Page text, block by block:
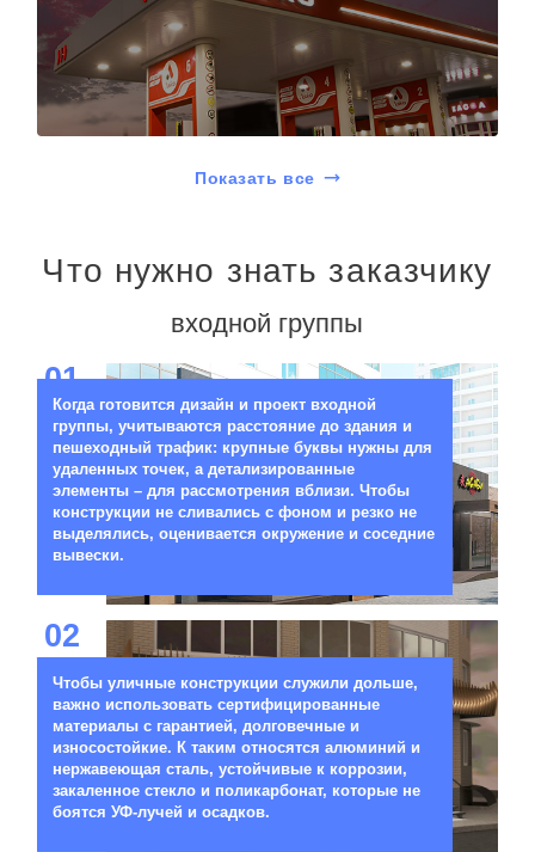
Показать все
Что нужно знать заказчику
входной группы
01
Когда готовится дизайн и проект входной
группы, учитываются расстояние до здания и
пешеходный трафик: крупные буквы нужны для
удаленных точек, а детализированные
элементы – для рассмотрения вблизи. Чтобы
конструкции не сливались с фоном и резко не
выделялись, оценивается окружение и соседние
вывески.
02
Чтобы уличные конструкции служили дольше,
важно использовать сертифицированные
материалы с гарантией, долговечные и
износостойкие. К таким относятся алюминий и
нержавеющая сталь, устойчивые к коррозии,
закаленное стекло и поликарбонат, которые не
боятся УФ-лучей и осадков.